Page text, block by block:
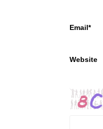
Email*
Website